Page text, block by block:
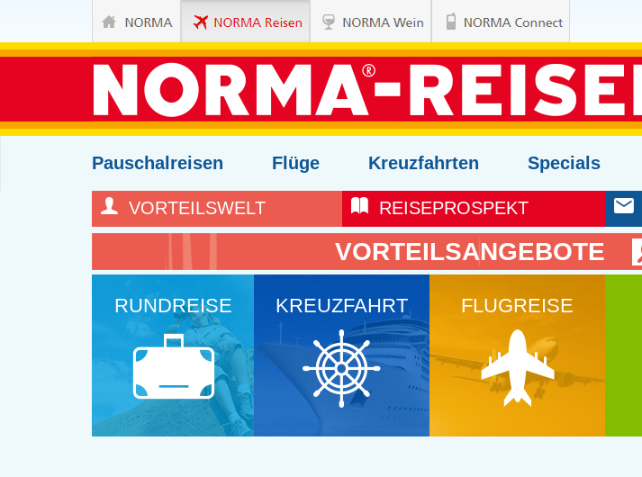
Pauschalreisen Flüge Kreuzfahrten Specials
VORTEILSWELT REISEPROSPEKT
VORTEILSANGEBOTE
RUNDREISE KREUZFAHRT FLUGREISE